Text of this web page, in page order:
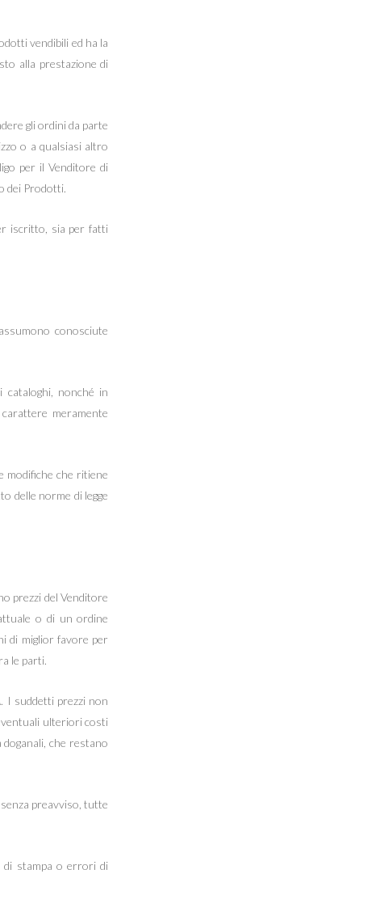
vendibili ed ha la
alla prestazione di
gli ordini da parte
o a qualsiasi altro
per il Venditore di
dei Prodotti.
iscritto, sia per fatti
conosciute
nonché in
meramente
modifiche che ritiene
delle norme di legge
prezzi del Venditore
o di un ordine
di miglior favore per
le parti.
I suddetti prezzi non
ulteriori costi
che restano
preavviso, tutte
di stampa o errori di